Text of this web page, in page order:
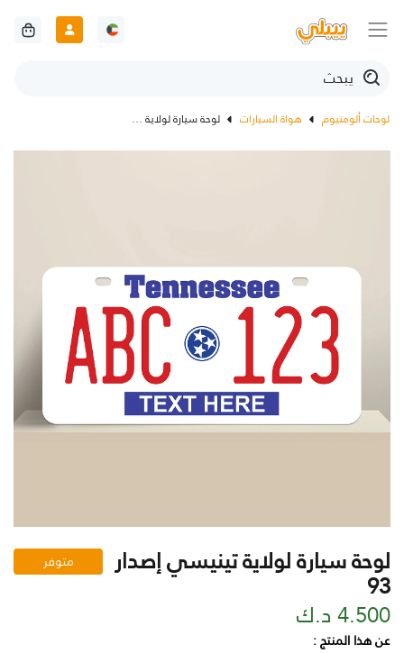
لوحات ألومنيوم هواة السيارات لوحة سيارة لولاية تينيسي إصدار 93
لوحة سيارة لولاية تينيسي إصدار
93
متوفر
4.500 د.ك
عن هذا المنتج :